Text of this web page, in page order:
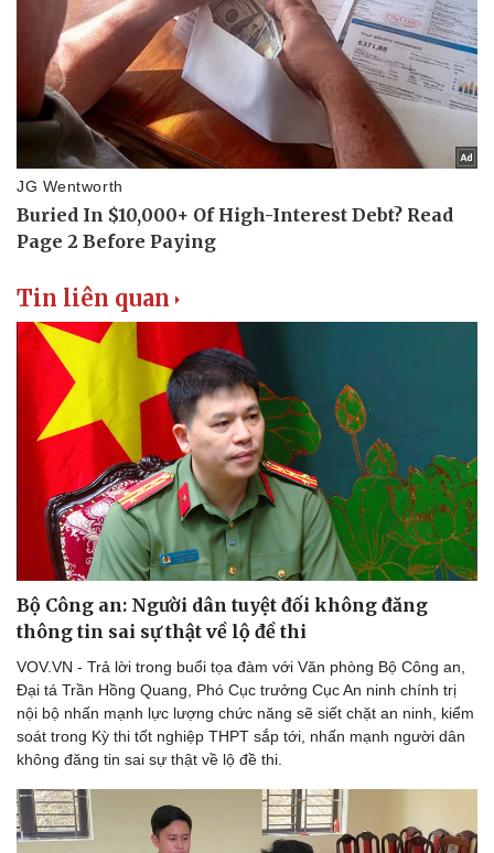
Tin liên quan
Bộ Công an: Người dân tuyệt đối không đăng
thông tin sai sự thật về lộ đề thi
VOV.VN - Trả lời trong buổi tọa đàm với Văn phòng Bộ Công an,
Đại tá Trần Hồng Quang, Phó Cục trưởng Cục An ninh chính trị
nội bộ nhấn mạnh lực lượng chức năng sẽ siết chặt an ninh, kiểm
soát trong Kỳ thi tốt nghiệp THPT sắp tới, nhấn mạnh người dân
không đăng tin sai sự thật về lộ đề thi.